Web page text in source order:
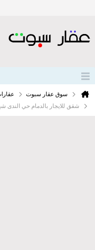
سوق عقار سبوت
شقق للايجار بالدمام حي